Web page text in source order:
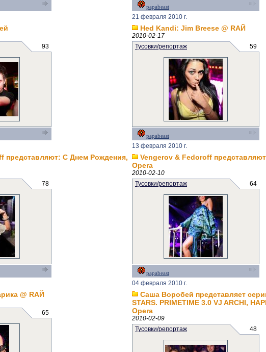
papabeast
21 февраля 2010 г.
93
Hed Kandi: Jim Breese @ RAЙ
2010-02-17
Тусовки/репортаж
59
papabeast
13 февраля 2010 г.
представляют: С Днем Рождения,
78
Vengerov & Fedoroff
Opera
2010-02-10
Тусовки/репортаж
64
papabeast
04 февраля 2010 г.
@ RAЙ
65
Саша Воробей представляет
STARS. PRIMETIME 3.0 VJ ARCHI,
Opera
2010-02-09
Тусовки/репортаж
48